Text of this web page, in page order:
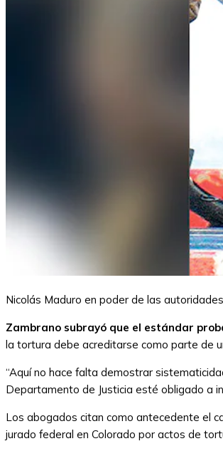
Nicolás Maduro en poder de las
Zambrano subrayó que el estándar
la tortura debe acreditarse como parte de
“Aquí no hace falta demostrar
Departamento de Justicia esté obligado a
Los abogados citan como antecedente el
jurado federal en Colorado por actos de